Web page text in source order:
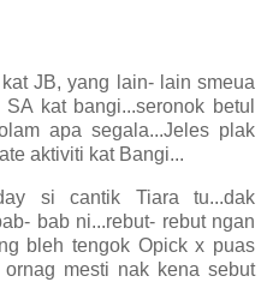
JB, yang lain- lain smeua
kat bangi...seronok betul
apa segala...Jeles plak
aktiviti kat Bangi...
si cantik Tiara tu...dak
bab ni...rebut- rebut ngan
bleh tengok Opick x puas
mesti nak kena sebut